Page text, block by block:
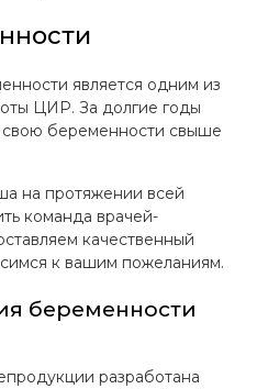
является одним из
ЦИР. За долгие годы
беременности свыше
на протяжении всей
команда врачей-
качественный
к вашим пожеланиям.
беременности
разработана